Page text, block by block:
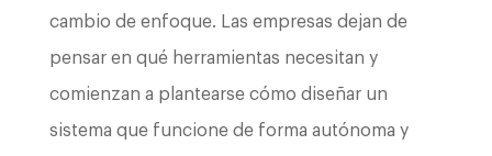
cambio de enfoque. Las empresas dejan de
pensar en qué herramientas necesitan y
comienzan a plantearse cómo diseñar un
sistema que funcione de forma autónoma y